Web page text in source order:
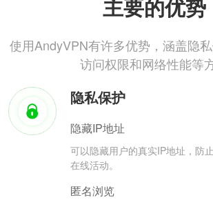
主要的优势
使用AndyVPN有许多优势，涵盖隐私
访问权限和网络性能等
隐私保护
隐藏IP地址
可以隐藏用户的真实IP地址，防
在线活动。
匿名浏览